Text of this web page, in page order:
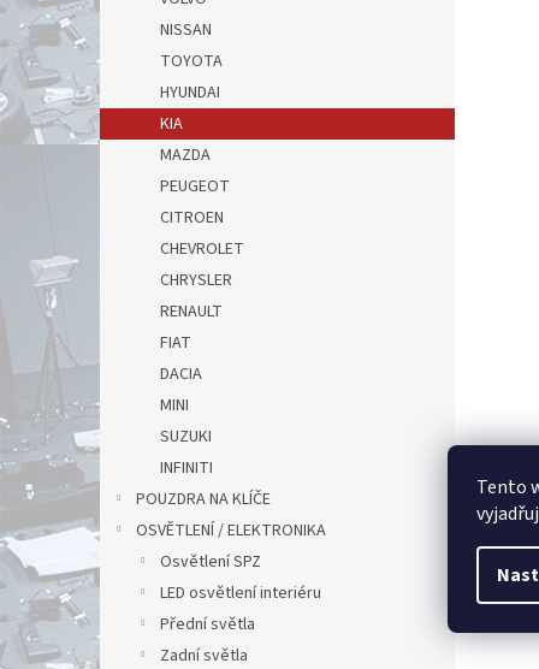
Tento
NISSAN
TOYOTA
HYUNDAI
KIA
MAZDA
PEUGEOT
CITROEN
CHEVROLET
CHRYSLER
RENAULT
FIAT
DACIA
MINI
SUZUKI
INFINITI
POUZDRA NA KLÍČE
OSVĚTLENÍ / ELEKTRONIKA
Osvětlení SPZ
LED osvětlení interiéru
Přední světla
Zadní světla